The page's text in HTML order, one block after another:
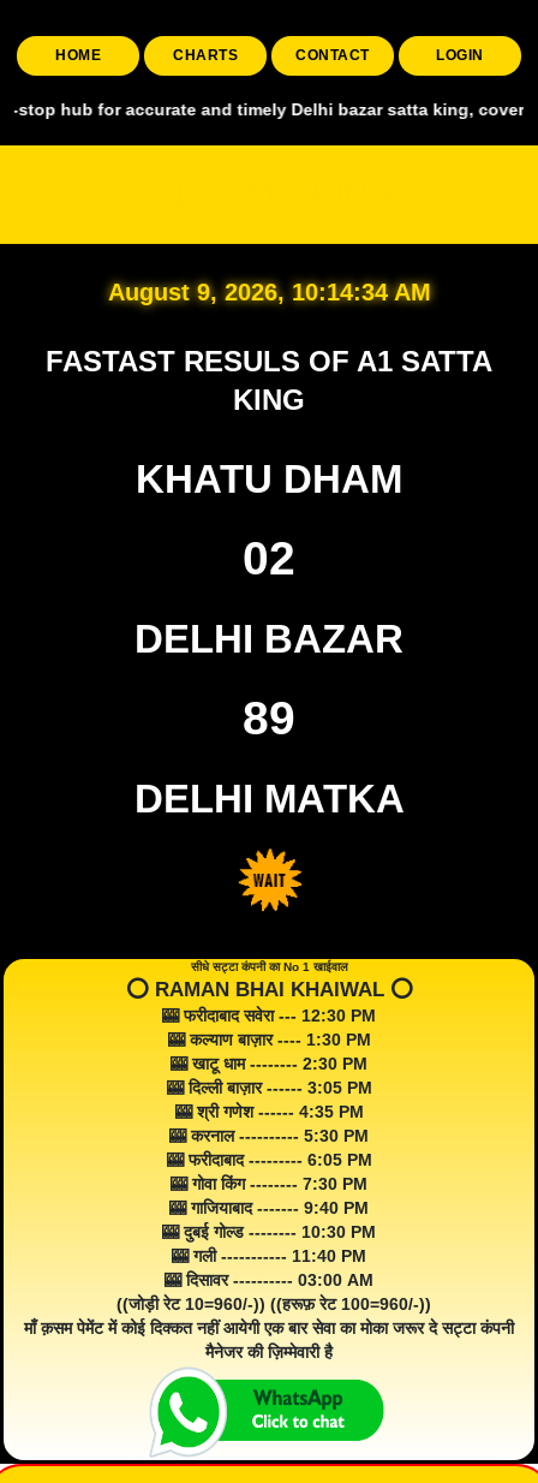
HOME CHARTS CONTACT LOGIN
accurate and timely Delhi bazar satta king, covering all
August 9, 2026, 10:14:36 AM
FASTAST RESULS OF A1 SATTA
KING
KHATU DHAM
02
DELHI BAZAR
89
DELHI MATKA
सीधे सट्टा कंपनी का No 1 खाईवाल
⭕️ RAMAN BHAI KHAIWAL ⭕️
🎰 फरीदाबाद सवेरा --- 12:30 PM
🎰 कल्याण बाज़ार ---- 1:30 PM
🎰 खाटू धाम -------- 2:30 PM
🎰 दिल्ली बाज़ार ------ 3:05 PM
🎰 श्री गणेश ------ 4:35 PM
🎰 करनाल ---------- 5:30 PM
🎰 फरीदाबाद --------- 6:05 PM
🎰 गोवा किंग -------- 7:30 PM
🎰 गाजियाबाद ------- 9:40 PM
🎰 दुबई गोल्ड -------- 10:30 PM
🎰 गली ----------- 11:40 PM
🎰 दिसावर ---------- 03:00 AM
((जोड़ी रेट 10=960/-)) ((हरूफ़ रेट 100=960/-))
माँ क़सम पेमेंट में कोई दिक्कत नहीं आयेगी एक बार सेवा का मोका जरूर दे सट्टा कंपनी
मैनेजर की ज़िम्मेवारी है